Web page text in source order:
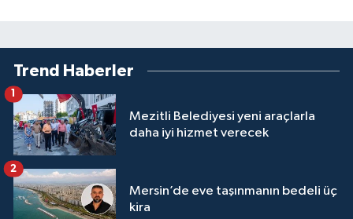
Trend Haberler
Mezitli Belediyesi yeni araçlarla
daha iyi hizmet verecek
Mersin’de eve taşınmanın bedeli üç
kira
2